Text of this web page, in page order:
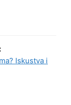
Iskustva i